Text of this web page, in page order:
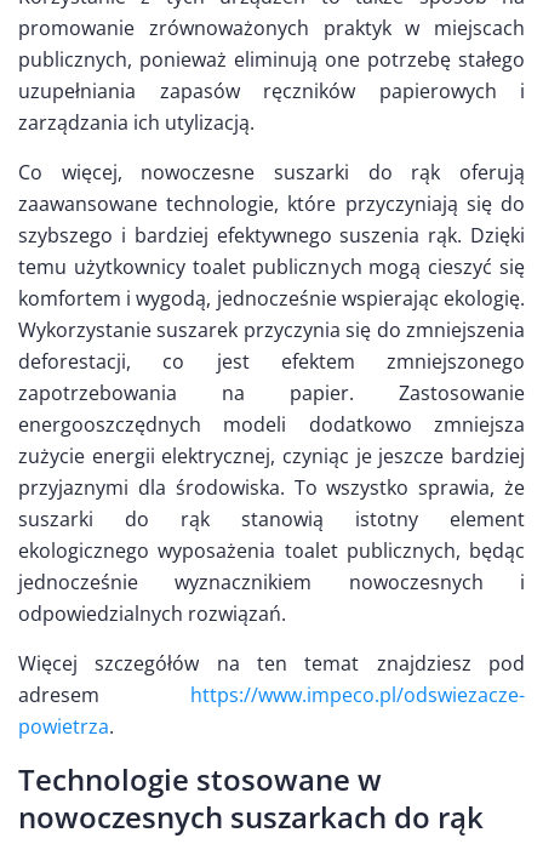
promowanie zrównoważonych praktyk w miejscach
publicznych, ponieważ eliminują one potrzebę stałego
uzupełniania zapasów ręczników papierowych i
zarządzania ich utylizacją.
Co więcej, nowoczesne suszarki do rąk oferują
zaawansowane technologie, które przyczyniają się do
szybszego i bardziej efektywnego suszenia rąk. Dzięki
temu użytkownicy toalet publicznych mogą cieszyć się
komfortem i wygodą, jednocześnie wspierając ekologię.
Wykorzystanie suszarek przyczynia się do zmniejszenia
deforestacji, co jest efektem zmniejszonego
zapotrzebowania na papier. Zastosowanie
energooszczędnych modeli dodatkowo zmniejsza
zużycie energii elektrycznej, czyniąc je jeszcze bardziej
przyjaznymi dla środowiska. To wszystko sprawia, że
suszarki do rąk stanowią istotny element
ekologicznego wyposażenia toalet publicznych, będąc
jednocześnie wyznacznikiem nowoczesnych i
odpowiedzialnych rozwiązań.
Więcej szczegółów na ten temat znajdziesz pod
adresem https://www.impeco.pl/odswiezacze-
powietrza.
Technologie stosowane w
nowoczesnych suszarkach do rąk